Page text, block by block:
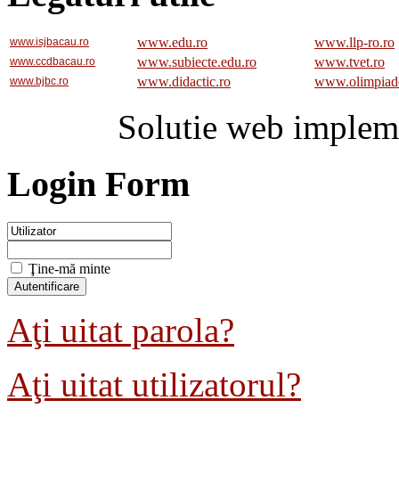
www.isjbacau.ro www.edu.ro www.llp-ro.ro
www.ccdbacau.ro www.subiecte.edu.ro www.tvet.ro
www.bjbc.ro www.didactic.ro
Solutie web
Login Form
Ţine-mă minte
Aţi uitat parola?
Aţi uitat utilizatorul?